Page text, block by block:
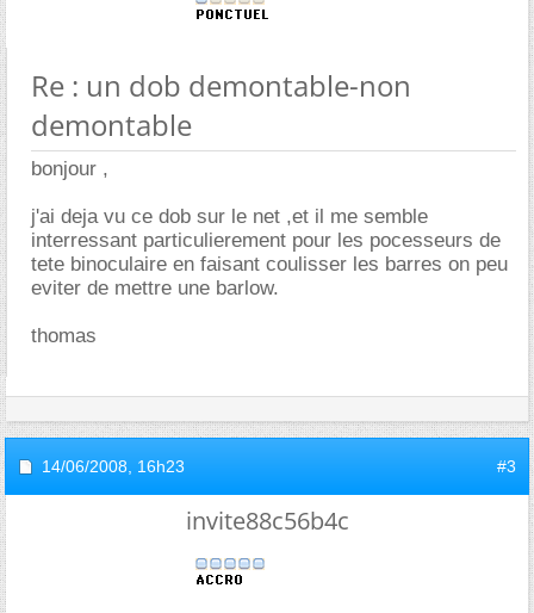
Re : un dob demontable-non
demontable
bonjour ,
j'ai deja vu ce dob sur le net ,et il me semble
interressant particulierement pour les pocesseurs de
tete binoculaire en faisant coulisser les barres on peu
eviter de mettre une barlow.
thomas
14/06/2008, 16h23 #3
invite88c56b4c